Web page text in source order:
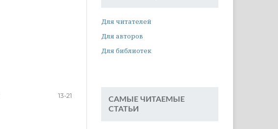
13-21
Для читателей
Для авторов
Для библиотек
САМЫЕ ЧИТАЕМЫЕ
СТАТЬИ